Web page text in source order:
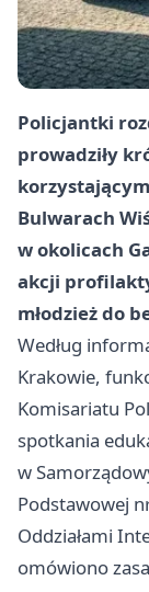
Policjantki
prowadziły
Bulwarach
w okolicach
akcji
młodzież do
Według
Krakowie,
Komisariatu
spotkania
w
Podstawowej
Oddziałami
omówiono